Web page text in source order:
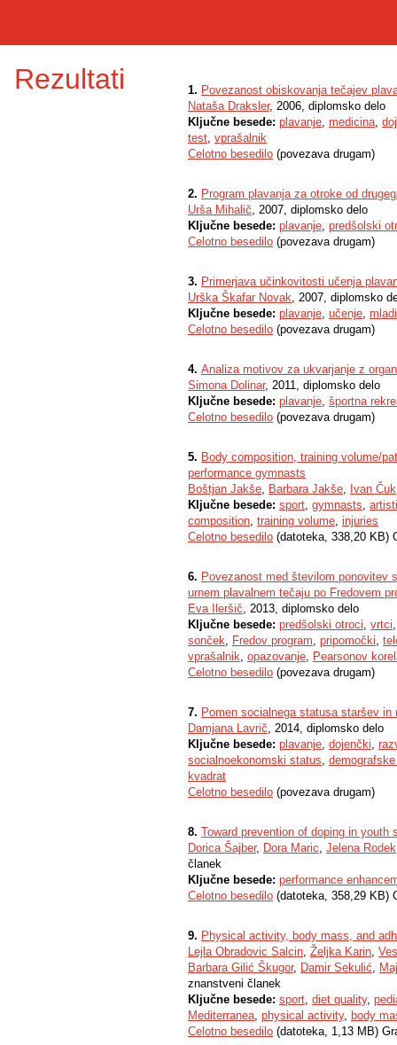
Rezultati 1. Povezanost obiskovanja tečajev
Nataša Draksler, 2006, diplomsko delo
Ključne besede: plavanje, medicina,
test, vprašalnik
Celotno besedilo (povezava drugam)
2. Program plavanja za otroke od
Urša Mihalič, 2007, diplomsko delo
Ključne besede: plavanje, predšolski
Celotno besedilo (povezava drugam)
3. Primerjava učinkovitosti učenja
Urška Škafar Novak, 2007, diplomsko
Ključne besede: plavanje, učenje, mladi
Celotno besedilo (povezava drugam)
4. Analiza motivov za ukvarjanje z
Simona Dolinar, 2011, diplomsko delo
Ključne besede: plavanje, športna
Celotno besedilo (povezava drugam)
5. Body composition, training volume/
performance gymnasts
Boštjan Jakše, Barbara Jakše, Ivan Čuk
Ključne besede: sport, gymnasts,
composition, training volume, injuries
Celotno besedilo (datoteka, 338,20 KB)
6. Povezanost med številom ponovitev
urnem plavalnem tečaju po Fredovem
Eva Ileršič, 2013, diplomsko delo
Ključne besede: predšolski otroci, vrtci
sonček, Fredov program, pripomočki,
vprašalnik, opazovanje, Pearsonov
Celotno besedilo (povezava drugam)
7. Pomen socialnega statusa staršev
Damjana Lavrič, 2014, diplomsko delo
Ključne besede: plavanje, dojenčki,
socialnoekonomski status,
kvadrat
Celotno besedilo (povezava drugam)
8. Toward prevention of doping in youth
Dorica Šajber, Dora Maric, Jelena Rodek
članek
Ključne besede: performance
Celotno besedilo (datoteka, 358,29 KB)
9. Physical activity, body mass, and
Lejla Obradovic Salcin, Željka Karin,
Barbara Gilić Škugor, Damir Sekulić,
znanstveni članek
Ključne besede: sport, diet quality,
Mediterranea, physical activity, body
Celotno besedilo (datoteka, 1,13 MB)